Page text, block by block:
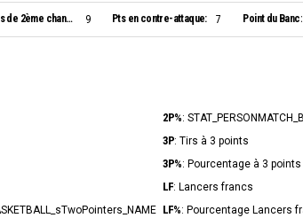
Points de 2ème chance: 9 Pts en contre-attaque: 7 Point du Banc:
2P%:
3P: Tirs à 3 points
3P%: Pourcentage à 3 points
LF: Lancers francs
LF%: Pourcentage Lancers